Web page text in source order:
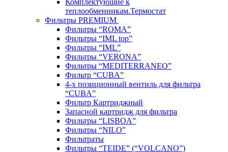
теплообменникам.Термостат
Фильтры PREMIUM
Фильтры “ROMA”
Фильтры “IML top”
Фильтры “IML”
Фильтры “VERONA”
Фильтры “MEDITERRANEO”
Фильтр “CUBA”
4-х позиционный вентиль для фильтра
“CUBA”
Фильтр Картриджный
Запасной картридж для фильтра
Фильтры “LISBOA”
Фильтры “NILO”
Фильтраты
Фильтры “TEIDE” (“VOLСANO”)